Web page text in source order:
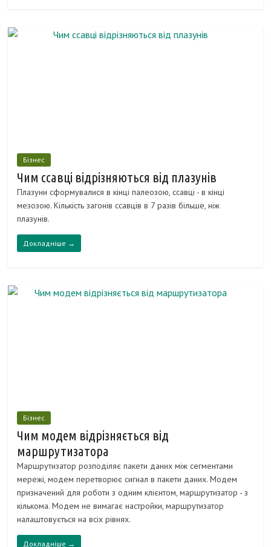
Бізнес
Чим ссавці відрізняються від плазунів
Плазуни сформувалися в кінці палеозою, ссавці - в кінці
мезозою. Кількість загонів ссавців в 7 разів більше, ніж
плазунів.
Докладніше →
Бізнес
Чим модем відрізняється від
маршрутизатора
Маршрутизатор розподіляє пакети даних між сегментами
мережі, модем перетворює сигнал в пакети даних. Модем
призначений для роботи з одним клієнтом, маршрутизатор - з
кількома. Модем не вимагає настройки, маршрутизатор
налаштовується на всіх рівнях.
Докладніше →